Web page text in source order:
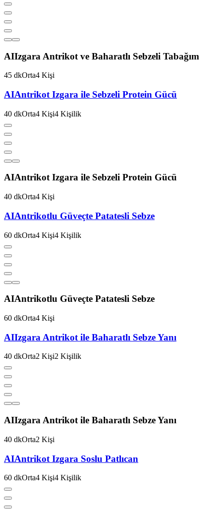
AIIzgara Antrikot ve Baharatlı Sebzeli Tabağım
45 dkOrta4 Kişi
AIAntrikot Izgara ile Sebzeli Protein Gücü
40 dkOrta4 Kişi4 Kişilik
AIAntrikot Izgara ile Sebzeli Protein Gücü
40 dkOrta4 Kişi
AIAntrikotlu Güveçte Patatesli Sebze
60 dkOrta4 Kişi4 Kişilik
AIAntrikotlu Güveçte Patatesli Sebze
60 dkOrta4 Kişi
AIIzgara Antrikot ile Baharatlı Sebze Yanı
40 dkOrta2 Kişi2 Kişilik
AIIzgara Antrikot ile Baharatlı Sebze Yanı
40 dkOrta2 Kişi
AIAntrikot Izgara Soslu Patlıcan
60 dkOrta4 Kişi4 Kişilik